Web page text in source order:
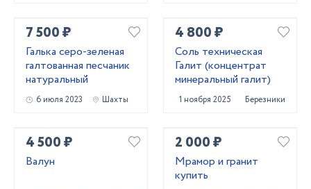
7 500 ₽
Галька серо-зеленая
галтованная песчаник
натуральный
6 июля 2023 Шахты
4 800 ₽
Соль техническая
Галит (концентрат
минеральный галит)
1 ноября 2025 Березники
4 500 ₽
Валун
2 000 ₽
Мрамор и гранит
купить